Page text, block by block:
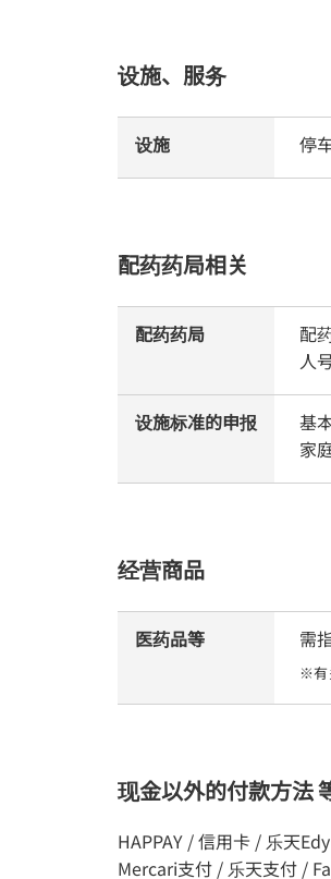
设施、服务
设施 停
配药药局相关
配药药局
配
人
设施标准的申报
基
家
经营商品
医药品等 需
※有
现金以外的付款方法
HAPPAY / 信用卡 / 乐天
Mercari支付 / 乐天支付 /